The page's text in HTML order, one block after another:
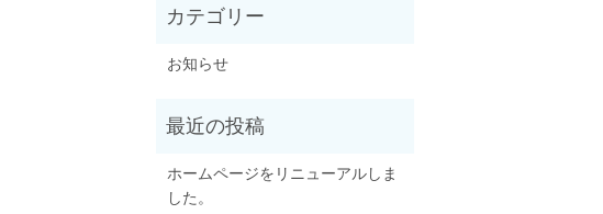
お知らせ
ホームページをリニューアルしま
した。